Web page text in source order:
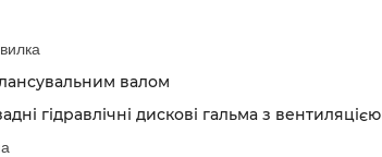
валом
гідравлічні дискові гальма з вентиляцією